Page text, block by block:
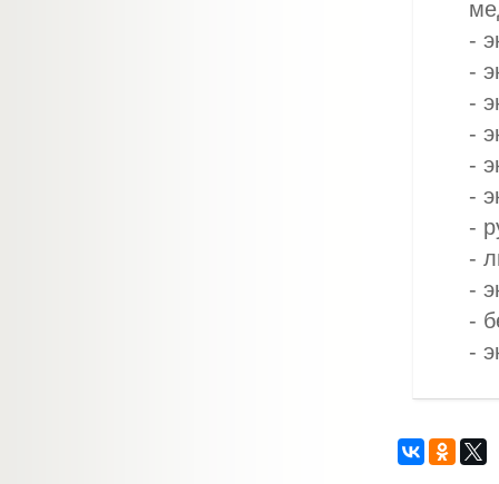
-
-
-
-
-
-
-
-
-
-
-